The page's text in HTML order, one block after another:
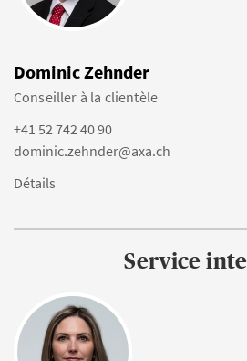
Dominic Zehnder
Conseiller à la clientèle
+41 52 742 40 90
dominic.zehnder@axa.ch
Détails
Service